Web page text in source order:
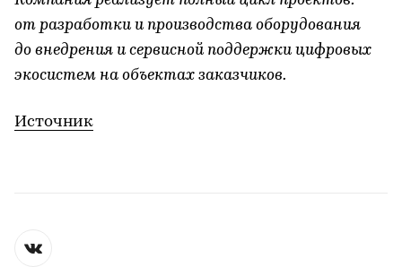
от разработки и производства оборудования
до внедрения и сервисной поддержки цифровых
экосистем на объектах заказчиков.
Источник